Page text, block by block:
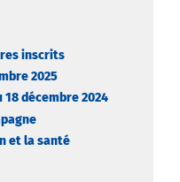
inscrits
2025
décembre 2024
et la santé